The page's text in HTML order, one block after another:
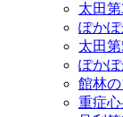
太田
ぽか
太田
ぽか
館林
重症